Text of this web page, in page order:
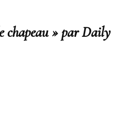
chapeau » par Daily